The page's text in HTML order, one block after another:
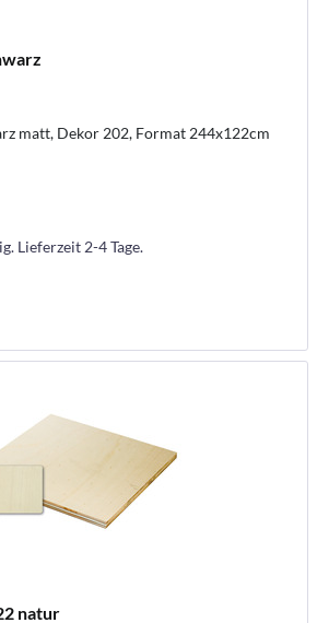
matt, Dekor 202, Format 244x122cm
Lieferzeit 2-4 Tage.
natur